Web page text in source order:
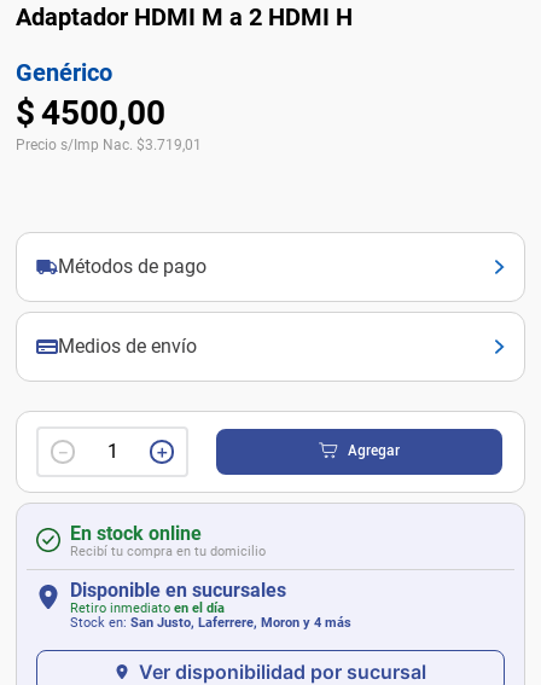
Adaptador HDMI M a 2 HDMI H
Genérico
$4500,00
Precio s/Imp Nac. $3.719,01
Métodos de pago
Medios de envío
＋
－ Agregar
En stock online
Recibí tu compra en tu domicilio
Disponible en sucursales
Retiro inmediato en el día
Stock en: San Justo, Laferrere, Moron y 4 más
Ver disponibilidad por sucursal